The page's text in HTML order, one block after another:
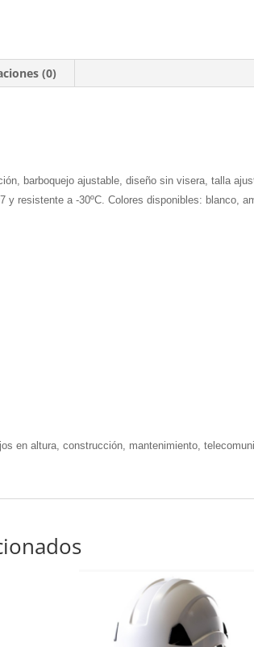
(0)
barboquejo ajustable, diseño sin visera, talla
y resistente a -30ºC. Colores disponibles: blanco,
en altura, construcción, mantenimiento,